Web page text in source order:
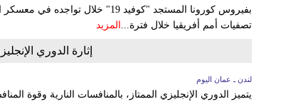
بفيروس كورونا المستجد "كوفيد 19"
تصفيات أمم أفريقيا خلال فترة... المزيد
إثارة الدوري الإنجليزي تنتج 6 متصدرين
لندن ـ عمان اليوم
يتميز الدوري الإنجليزي الممتاز، بالمنافسات النارية وقوة